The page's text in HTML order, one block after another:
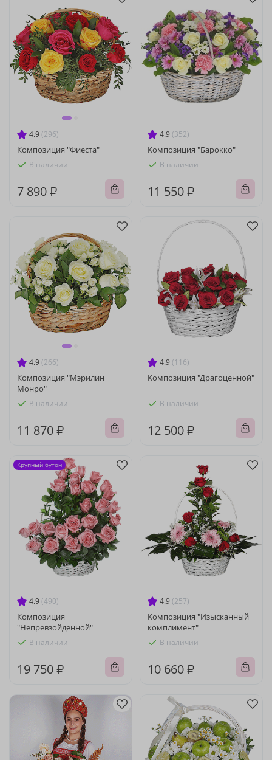
4.9 (296)
Композиция "Фиеста"
В наличии
7 890 ₽
4.9 (352)
Композиция "Барокко"
В наличии
11 550 ₽
4.9 (266)
Композиция "Мэрилин
Монро"
В наличии
11 870 ₽
4.9 (116)
Композиция "Драгоценной"
В наличии
12 500 ₽
4.9 (490)
Композиция
"Непревзойденной"
В наличии
19 750 ₽
Крупный бутон
4.9 (257)
Композиция "Изысканный
комплимент"
В наличии
10 660 ₽